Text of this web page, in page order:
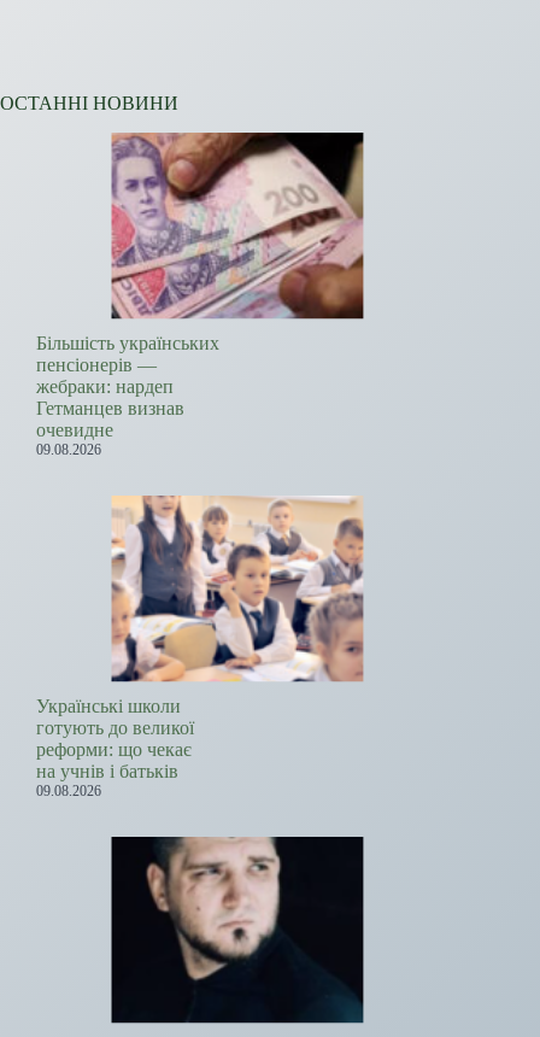
ОСТАННІ НОВИНИ
Більшість українських
пенсіонерів —
жебраки: нардеп
Гетманцев визнав
очевидне
09.08.2026
Українські школи
готують до великої
реформи: що чекає
на учнів і батьків
09.08.2026